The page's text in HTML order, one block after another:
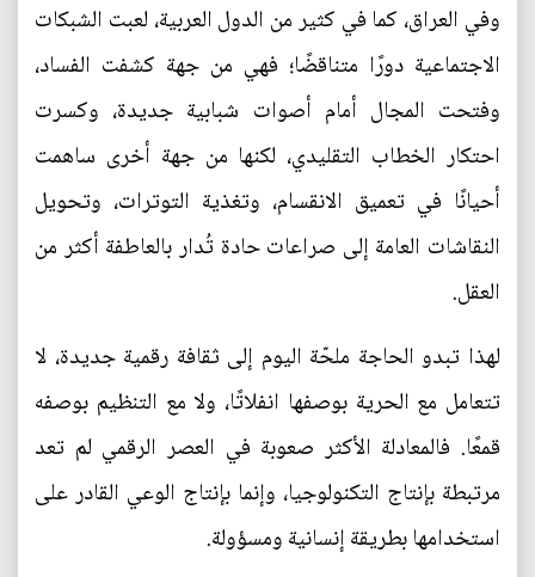
وفي العراق، كما في كثير من الدول العربية، لعبت الشبكات
الاجتماعية دورًا متناقضًا؛ فهي من جهة كشفت الفساد،
وفتحت المجال أمام أصوات شبابية جديدة، وكسرت
احتكار الخطاب التقليدي، لكنها من جهة أخرى ساهمت
أحيانًا في تعميق الانقسام، وتغذية التوترات، وتحويل
النقاشات العامة إلى صراعات حادة تُدار بالعاطفة أكثر من
العقل.
لهذا تبدو الحاجة ملحّة اليوم إلى ثقافة رقمية جديدة، لا
تتعامل مع الحرية بوصفها انفلاتًا، ولا مع التنظيم بوصفه
قمعًا. فالمعادلة الأكثر صعوبة في العصر الرقمي لم تعد
مرتبطة بإنتاج التكنولوجيا، وإنما بإنتاج الوعي القادر على
استخدامها بطريقة إنسانية ومسؤولة.